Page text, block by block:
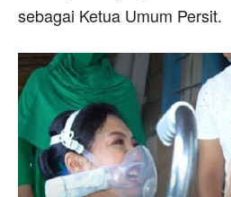
sebagai Ketua Umum Persit.